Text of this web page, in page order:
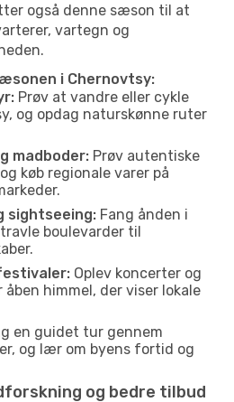
også denne sæson til at
vartegn og
i Chernovtsy:
Prøv at vandre eller cykle
og opdag naturskønne ruter
madboder: Prøv autentiske
køb regionale varer på
sightseeing: Fang ånden i
boulevarder til
Oplev koncerter og
himmel, der viser lokale
en guidet tur gennem
og lær om byens fortid og
og bedre tilbud